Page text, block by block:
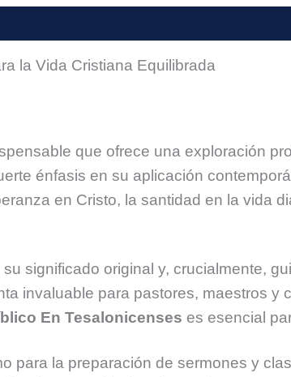
la Vida Cristiana Equilibrada
que ofrece una exploración
énfasis en su aplicación
en Cristo, la santidad en la vida
significado original y, crucialmente,
invaluable para pastores, maestros y
En Tesalonicenses es esencial
para la preparación de sermones y